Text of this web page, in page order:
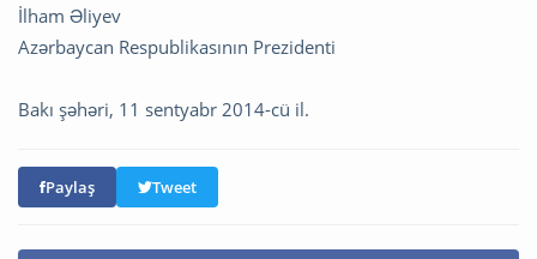
İlham Əliyev
Azərbaycan Respublikasının Prezidenti
Bakı şəhəri, 11 sentyabr 2014-cü il.
Paylaş Tweet